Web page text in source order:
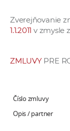
Zverejňovanie
1.1.2011 v zmysle
ZMLUVYPRE